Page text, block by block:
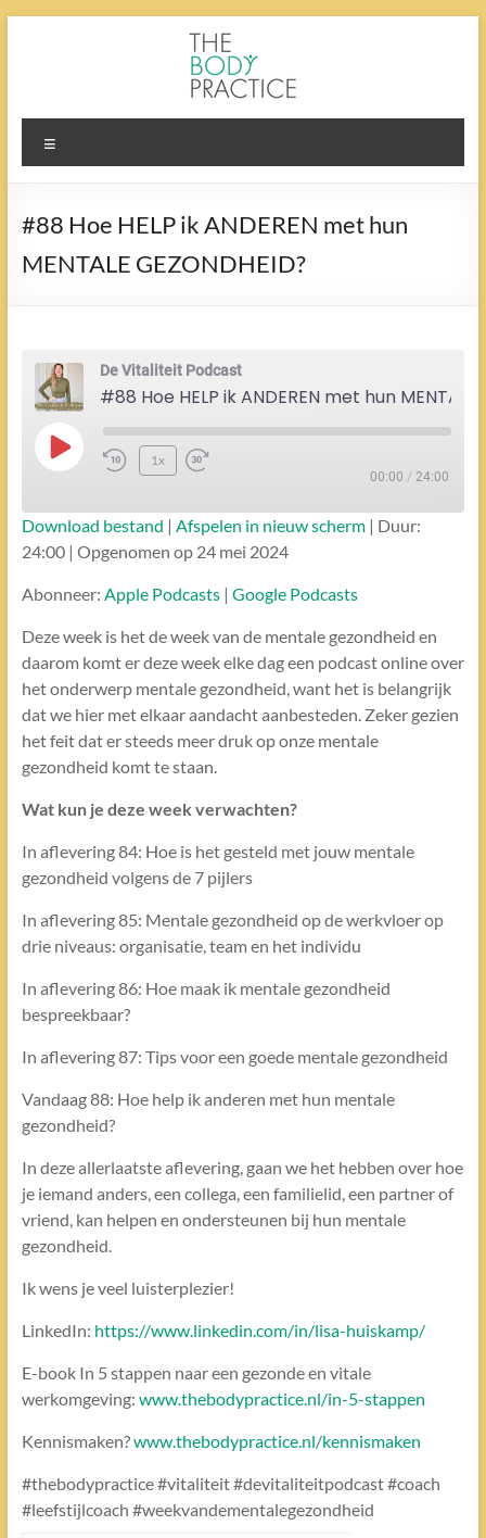
The
Body
Practice
#88 Hoe HELP ik ANDEREN met hun
MENTALE GEZONDHEID?
De Vitaliteit Podcast
Play
Episode
1x
00:00 / 24:00
ABONNEREN DELEN
Apple Podcasts Google Podcasts
DELEN
EMBED
Download bestand | Afspelen in nieuw scherm| Duur:
24:00| Opgenomen op 24 mei 2024
Abonneer: Apple Podcasts| Google Podcasts
Deze week is het de week van de mentale gezondheid en
daarom komt er deze week elke dag een podcast online over
het onderwerp mentale gezondheid, want het is belangrijk
dat we hier met elkaar aandacht aanbesteden. Zeker gezien
het feit dat er steeds meer druk op onze mentale
gezondheid komt te staan.
Wat kun je deze week verwachten?
In aflevering 84: Hoe is het gesteld met jouw mentale
gezondheid volgens de 7 pijlers
In aflevering 85: Mentale gezondheid op de werkvloer op
drie niveaus: organisatie, team en het individu
In aflevering 86: Hoe maak ik mentale gezondheid
bespreekbaar?
In aflevering 87: Tips voor een goede mentale gezondheid
Vandaag 88: Hoe help ik anderen met hun mentale
gezondheid?
In deze allerlaatste aflevering, gaan we het hebben over hoe
je iemand anders, een collega, een familielid, een partner of
vriend, kan helpen en ondersteunen bij hun mentale
gezondheid.
Ik wens je veel luisterplezier!
LinkedIn: https://www.linkedin.com/in/lisa-huiskamp/
E-book In 5 stappen naar een gezonde en vitale
werkomgeving: www.thebodypractice.nl/in-5-stappen
Kennismaken?www.thebodypractice.nl/kennismaken
#thebodypractice #vitaliteit #devitaliteitpodcast #coach
#leefstijlcoach #weekvandementalegezondheid